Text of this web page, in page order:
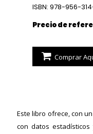
ISBN: 978-956-
Precio de
Comprar
Este libro ofrece, con
con datos